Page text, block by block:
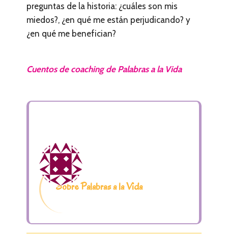
preguntas de la historia: ¿cuáles son mis
miedos?, ¿en qué me están perjudicando? y
¿en qué me benefician?
Cuentos de coaching de Palabras a la Vida
Sobre Palabras a la Vida